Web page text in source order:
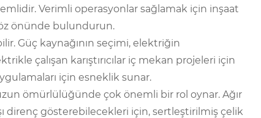
Verimli operasyonlar sağlamak için inşaat
önünde bulundurun.
Güç kaynağının seçimi, elektriğin
çalışan karıştırıcılar iç mekan projeleri için
için esneklik sunar.
ömürlülüğünde çok önemli bir rol oynar. Ağır
direnç gösterebilecekleri için, sertleştirilmiş çelik